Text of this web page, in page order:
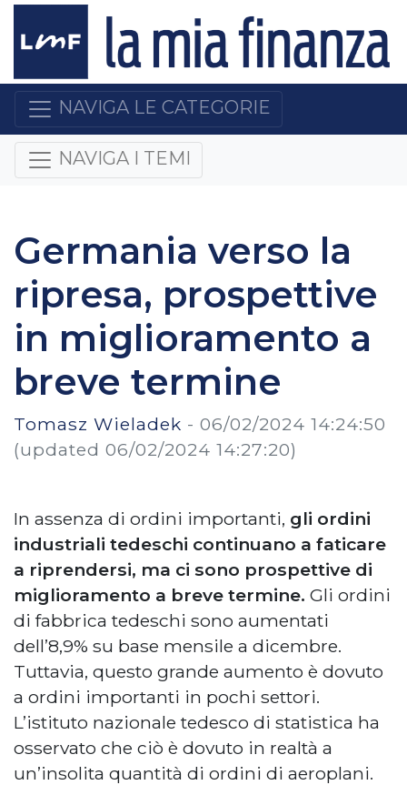
NAVIGA LE CATEGORIE
NAVIGA I TEMI
Germania verso la
ripresa, prospettive
in miglioramento a
breve termine
Tomasz Wieladek - 06/02/2024 14:24:50
(updated 06/02/2024 14:27:20)
In assenza di ordini importanti, gli ordini
industriali tedeschi continuano a faticare
a riprendersi, ma ci sono prospettive di
miglioramento a breve termine. Gli ordini
di fabbrica tedeschi sono aumentati
dell’8,9% su base mensile a dicembre.
Tuttavia, questo grande aumento è dovuto
a ordini importanti in pochi settori.
L’istituto nazionale tedesco di statistica ha
osservato che ciò è dovuto in realtà a
un’insolita quantità di ordini di aeroplani.